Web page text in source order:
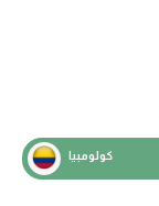
كولومبيا